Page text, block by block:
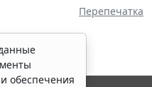
Перепечатка
обеспечения